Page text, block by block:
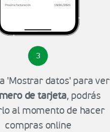
3
'Mostrar datos' para ver
de tarjeta, podrás
al momento de hacer
compras online